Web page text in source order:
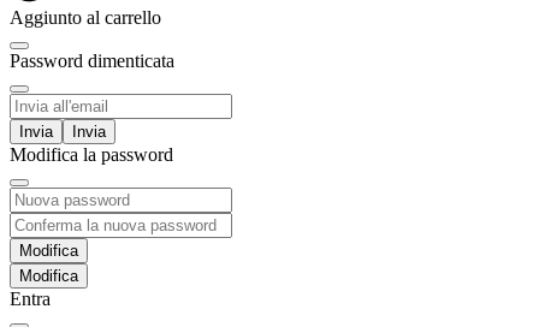
Aggiunto al carrello
Password dimenticata
Invia
Modifica la password
Modifica
Entra